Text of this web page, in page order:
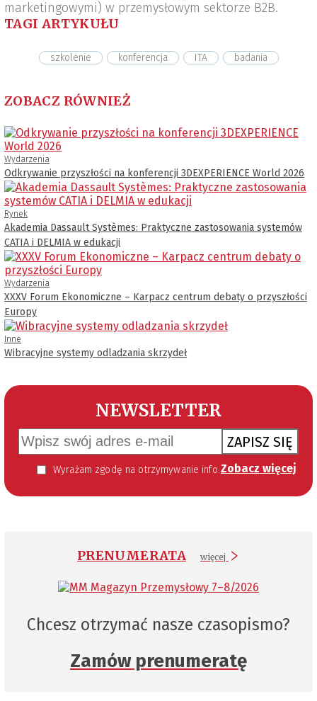
marketingowymi) w przemysłowym sektorze B2B.
TAGI ARTYKUŁU
szkolenie konferencja ITA badania
ZOBACZ RÓWNIEŻ
Wydarzenia
Odkrywanie przyszłości na konferencji 3DEXPERIENCE World 2026
Rynek
Akademia Dassault Systèmes: Praktyczne zastosowania systemów
CATIA i DELMIA w edukacji
Wydarzenia
XXXV Forum Ekonomiczne – Karpacz centrum debaty o przyszłości
Europy
Inne
Wibracyjne systemy odladzania skrzydeł
NEWSLETTER
ZAPISZ SIĘ
Wyrażam zgodę na otrzymywanie informacji handlowej kierowanej do mnie za pomocą środków komunikacji elektronicznej w szczególności poczty elektronicznej zgodnie z przepisem art. 10 ust 2 ustawy z dnia 18 lipca 2002 roku o świadczeniu usług drogą elektroniczną (Dz. U. 144 z 2002 r. poz. 1204). Zgoda jest dobrowolna, jednak jej wyrażenie jest konieczne, aby otrzymywać newsletter. Zobacz więcej
PRENUMERATA więcej
Chcesz otrzymać nasze czasopismo?
Zamów prenumeratę